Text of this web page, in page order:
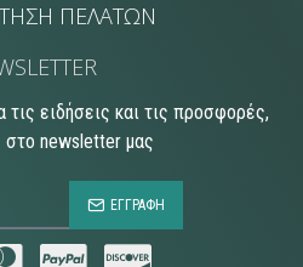
ΠΕΛΑΤΩΝ
τις ειδήσεις και τις προσφορές,
στο newsletter μας
ΕΓΓΡΑΦΗ